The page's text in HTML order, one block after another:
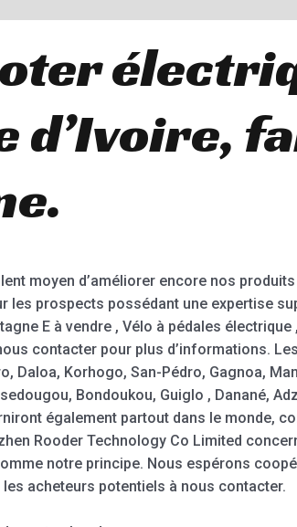
d’Ivoire,
moyen d’améliorer encore nos
les prospects possédant une expertise
E à vendre , Vélo à pédales
contacter pour plus d’informations.
Daloa, Korhogo, San-Pédro, Gagnoa,
Bondoukou, Guiglo , Danané,
également partout dans le monde,
Rooder Technology Co Limited
notre principe. Nous espérons
acheteurs potentiels à nous contacter.